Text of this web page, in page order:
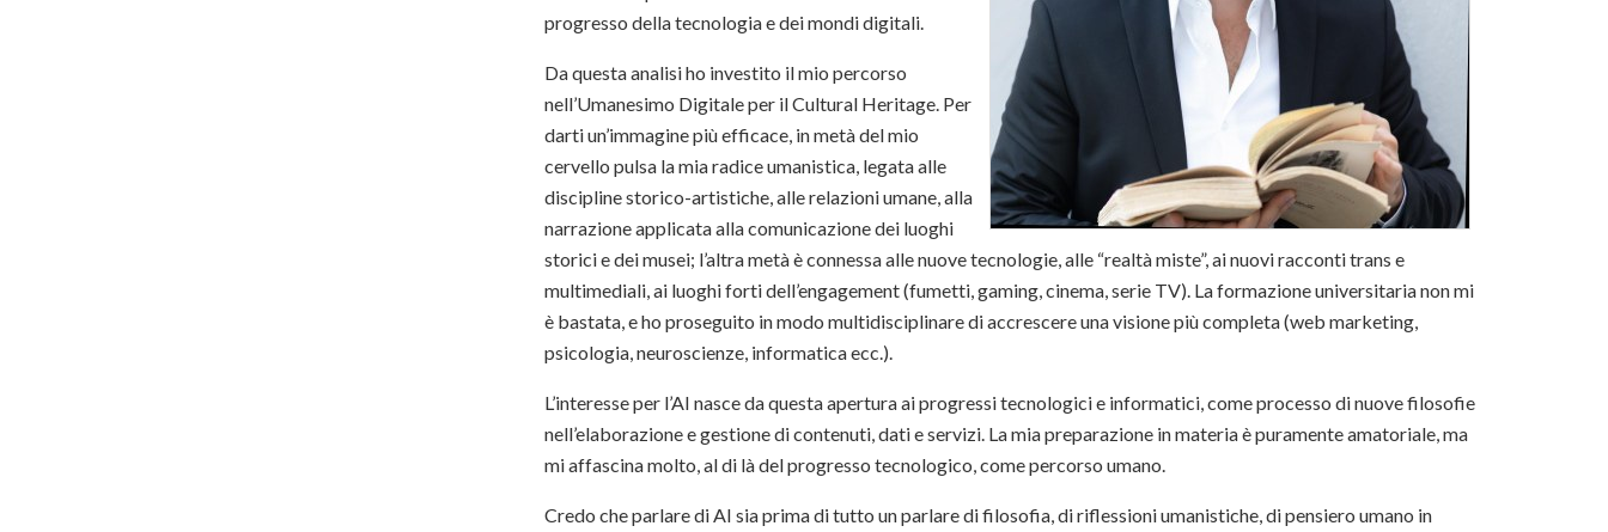
progresso della tecnologia e dei mondi digitali.
Da questa analisi ho investito il mio percorso
nell’Umanesimo Digitale per il Cultural Heritage. Per
darti un’immagine più efficace, in metà del mio
cervello pulsa la mia radice umanistica, legata alle
discipline storico-artistiche, alle relazioni umane, alla
narrazione applicata alla comunicazione dei luoghi
storici e dei musei; l’altra metà è connessa alle nuove tecnologie, alle “realtà miste”, ai nuovi racconti trans e
multimediali, ai luoghi forti dell’engagement (fumetti, gaming, cinema, serie TV). La formazione universitaria non mi
è bastata, e ho proseguito in modo multidisciplinare di accrescere una visione più completa (web marketing,
psicologia, neuroscienze, informatica ecc.).
L’interesse per l’AI nasce da questa apertura ai progressi tecnologici e informatici, come processo di nuove filosofie
nell’elaborazione e gestione di contenuti, dati e servizi. La mia preparazione in materia è puramente amatoriale, ma
mi affascina molto, al di là del progresso tecnologico, come percorso umano.
Credo che parlare di AI sia prima di tutto un parlare di filosofia, di riflessioni umanistiche, di pensiero umano in